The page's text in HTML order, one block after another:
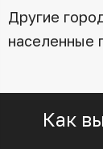
Другие
населенные
Как